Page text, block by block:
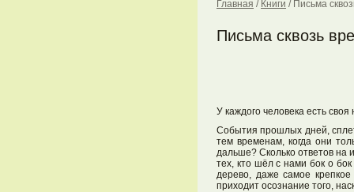
Главная / Книги / Письма
Письма сквозь
У каждого человека есть
События прошлых дней,
тем временам, когда они
дальше? Сколько ответов на
тех, кто шёл с нами бок о
дерево, даже самое
приходит осознание того,